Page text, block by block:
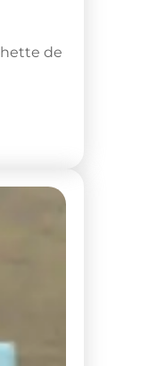
de